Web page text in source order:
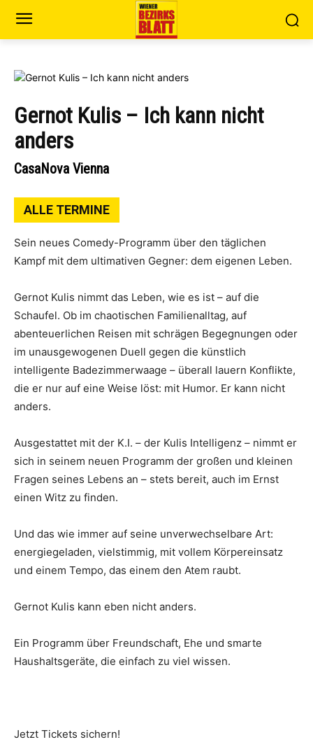
Gernot Kulis – Ich kann nicht
anders
CasaNova Vienna
ALLE TERMINE
Sein neues Comedy-Programm über den täglichen
Kampf mit dem ultimativen Gegner: dem eigenen Leben.
Gernot Kulis nimmt das Leben, wie es ist – auf die
Schaufel. Ob im chaotischen Familienalltag, auf
abenteuerlichen Reisen mit schrägen Begegnungen oder
im unausgewogenen Duell gegen die künstlich
intelligente Badezimmerwaage – überall lauern Konflikte,
die er nur auf eine Weise löst: mit Humor. Er kann nicht
anders.
Ausgestattet mit der K.I. – der Kulis Intelligenz – nimmt er
sich in seinem neuen Programm der großen und kleinen
Fragen seines Lebens an – stets bereit, auch im Ernst
einen Witz zu finden.
Und das wie immer auf seine unverwechselbare Art:
energiegeladen, vielstimmig, mit vollem Körpereinsatz
und einem Tempo, das einem den Atem raubt.
Gernot Kulis kann eben nicht anders.
Ein Programm über Freundschaft, Ehe und smarte
Haushaltsgeräte, die einfach zu viel wissen.
Jetzt Tickets sichern!